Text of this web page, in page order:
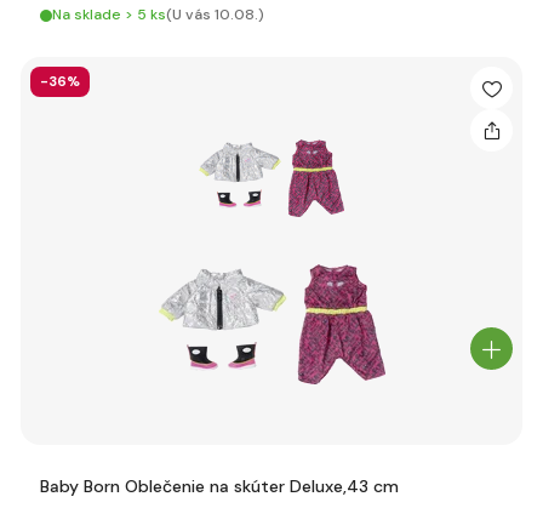
Na sklade > 5 ks(U vás 10.08.)
-36%
Baby Born Oblečenie na skúter Deluxe,43 cm